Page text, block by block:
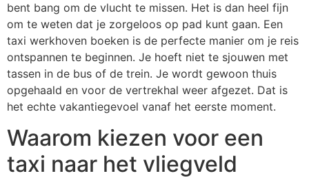
bent bang om de vlucht te missen. Het is dan heel fijn
om te weten dat je zorgeloos op pad kunt gaan. Een
taxi werkhoven boeken is de perfecte manier om je reis
ontspannen te beginnen. Je hoeft niet te sjouwen met
tassen in de bus of de trein. Je wordt gewoon thuis
opgehaald en voor de vertrekhal weer afgezet. Dat is
het echte vakantiegevoel vanaf het eerste moment.
Waarom kiezen voor een
taxi naar het vliegveld